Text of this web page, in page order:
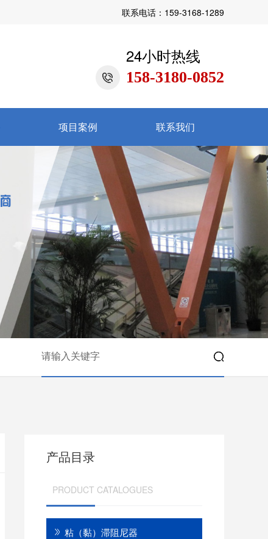
联系电话：159-3168-1289
24小时热线
158-3180-0852
项目案例 联系我们
产品目录
PRODUCT CATALOGUES
粘（黏）滞阻尼器